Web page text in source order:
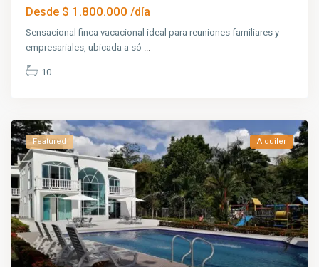
Desde $ 1.800.000/día
Sensacional finca vacacional ideal para reuniones familiares y
empresariales, ubicada a só
10
Featured Alquiler